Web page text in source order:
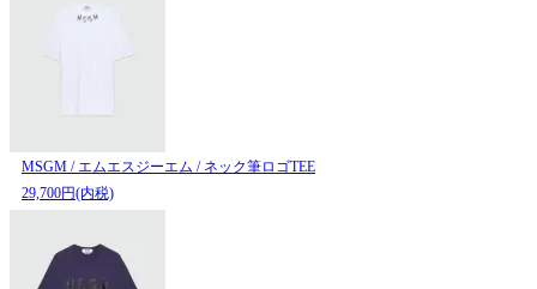
MSGM / エムエスジーエム / ネック筆ロゴTEE
29,700円(内税)